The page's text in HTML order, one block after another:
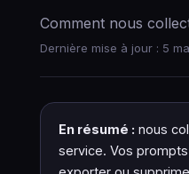
Comment nous
Dernière mise à jour : 5
En résumé : nous
service. Vos